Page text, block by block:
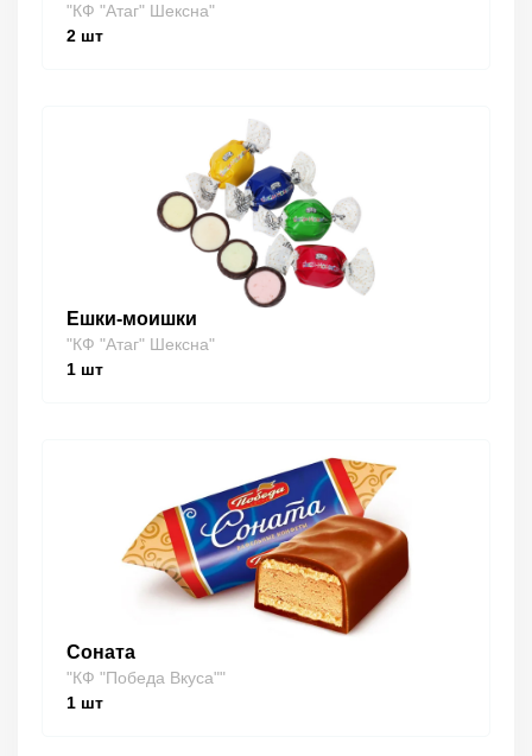
"КФ "Атаг" Шексна"
2 шт
Ешки-моишки
"КФ "Атаг" Шексна"
1 шт
Соната
"КФ "Победа Вкуса""
1 шт